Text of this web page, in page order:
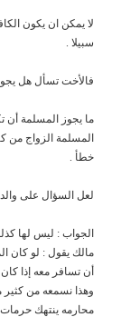
لا يمكن ان يكون
سبيلا .
فالأخت تسأل هل
ما يجوز المسلمة أن
المسلمة الزواج من
خطأ .
لعل السؤال على
الجواب : ليس لها
مالك يقول : لو كان
أن تسافر معه إذا
وهذا نسمعه من
محارمه ينتهك حرمات